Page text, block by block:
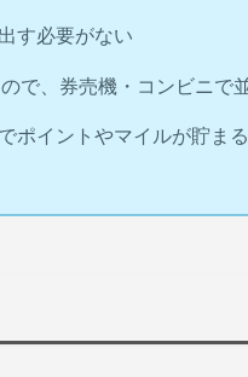
す必要がない
で、券売機・コンビニで
ポイントやマイルが貯まる